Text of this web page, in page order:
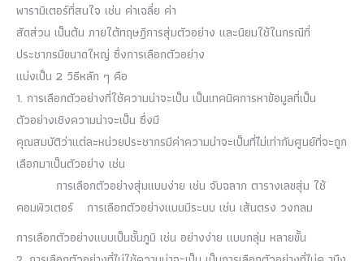
พารามิเตอร์ที่สนใจ เช่น ค่าเฉลี่ย ค่า
สัดส่วน เป็นต้น ภายใต้ทฤษฎีการสุ่มตัวอย่าง และนิยมใช้ในกรณีที่
ประชากรมีขนาดใหญ่ ซึ่งการเลือกตัวอย่าง
แบ่งเป็น 2 วิธีหลัก ๆ คือ
1. การเลือกตัวอย่างที่ใช้ความน่าจะเป็น เป็นเทคนิคการหาข้อมูลที่เป็น
ตัวอย่างเชิงความน่าจะเป็น ซึ่งมี
คุณสมบัติว่าแต่ละหน่วยประชากรมีค่าความน่าจะเป็นที่ไม่เท่ากับศูนย์ที่จะถูก
เลือกมาเป็นตัวอย่าง เช่น
การเลือกตัวอย่างสุ่มแบบง่าย เช่น จับฉลาก ตารางเลขสุ่ม ใช้
คอมพิวเตอร์ การเลือกตัวอย่างแบบมีระบบ เช่น เส้นตรง วงกลม
การเลือกตัวอย่างแบบเป็นชั้นภูมิ เช่น อย่างง่าย แบบกลุ่ม หลายขั้น